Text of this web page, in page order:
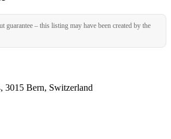
– this listing may have been created by the
3015 Bern, Switzerland